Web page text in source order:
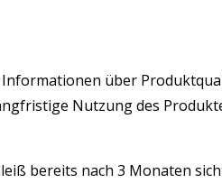
über
Nutzung des
bereits nach 3 Monaten